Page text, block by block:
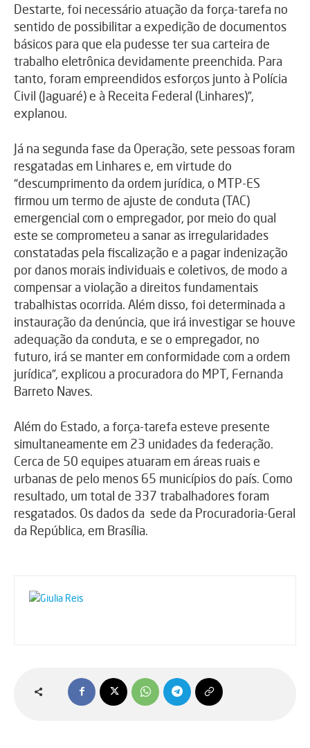
Destarte, foi necessário atuação da força-tarefa no
sentido de possibilitar a expedição de documentos
básicos para que ela pudesse ter sua carteira de
trabalho eletrônica devidamente preenchida. Para
tanto, foram empreendidos esforços junto à Polícia
Civil (Jaguaré) e à Receita Federal (Linhares)”,
explanou.
Já na segunda fase da Operação, sete pessoas foram
resgatadas em Linhares e, em virtude do
“descumprimento da ordem jurídica, o MTP-ES
firmou um termo de ajuste de conduta (TAC)
emergencial com o empregador, por meio do qual
este se comprometeu a sanar as irregularidades
constatadas pela fiscalização e a pagar indenização
por danos morais individuais e coletivos, de modo a
compensar a violação a direitos fundamentais
trabalhistas ocorrida. Além disso, foi determinada a
instauração da denúncia, que irá investigar se houve
adequação da conduta, e se o empregador, no
futuro, irá se manter em conformidade com a ordem
jurídica”, explicou a procuradora do MPT, Fernanda
Barreto Naves.
Além do Estado, a força-tarefa esteve presente
simultaneamente em 23 unidades da federação.
Cerca de 50 equipes atuaram em áreas ruais e
urbanas de pelo menos 65 municípios do país. Como
resultado, um total de 337 trabalhadores foram
resgatados. Os dados da sede da Procuradoria-Geral
da República, em Brasília.